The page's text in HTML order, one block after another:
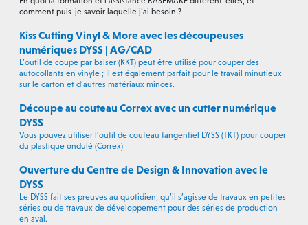
comment puis-je savoir laquelle j’ai besoin ?
Kiss Cutting Vinyl & More avec les découpeuses
numériques DYSS | AG/CAD
L’outil de coupe par baiser (KKT) peut être utilisé pour couper des
autocollants en vinyle ; Il est également parfait pour le travail minutieux
sur le carton et d’autres matériaux minces.
Découpe au couteau Correx avec un cutter numérique
DYSS
Vous pouvez utiliser l’outil de couteau tangentiel DYSS (TKT) pour couper
du plastique ondulé (Correx)
Ouverture du Centre de Design & Innovation avec le
DYSS
Le DYSS fait ses preuves au quotidien, qu’il s’agisse de travaux en petites
séries ou de travaux de développement pour des séries de production
en aval.